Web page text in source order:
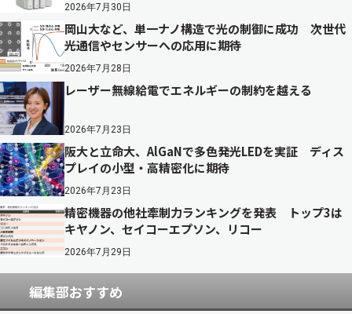
2026年7月30日
岡山大など、単一ナノ構造で光の制御に成功 次世代
光通信やセンサーへの応用に期待
2026年7月28日
レーザー無線給電でエネルギーの制約を越える
2026年7月23日
阪大と立命大、AlGaNで多色発光LEDを実証 ディス
プレイの小型・高精密化に期待
2026年7月23日
精密機器の他社牽制力ランキングを発表 トップ3は
キヤノン、セイコーエプソン、リコー
2026年7月29日
編集部おすすめ